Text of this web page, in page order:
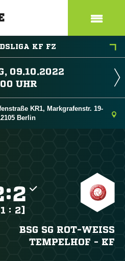
KF FZ


KR1, Markgrafenstr. 19-
Berlin
:
: 2]
BSG SG ROT-WEISS T
EMPELHOF - KF